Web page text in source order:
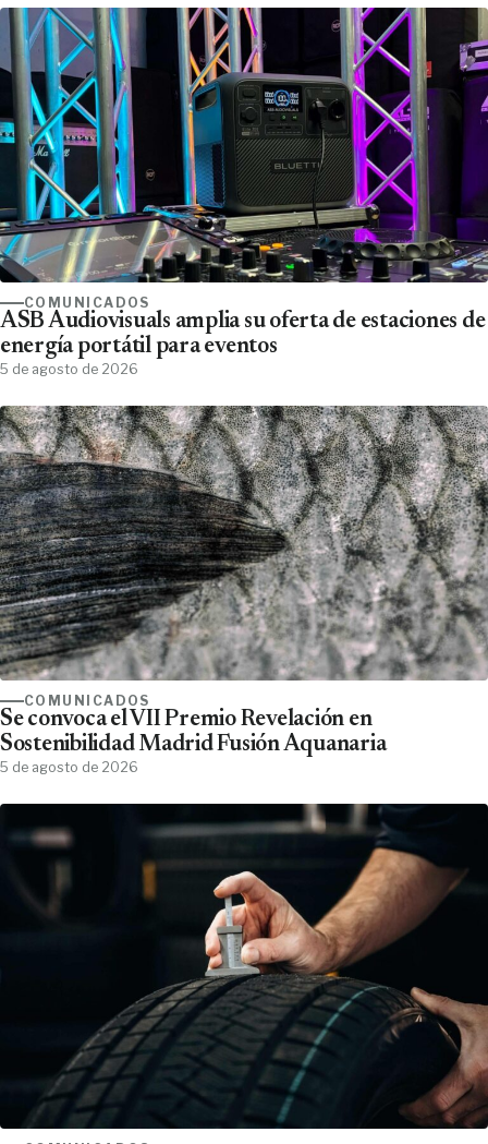
COMUNICADOS
ASB Audiovisuals amplia su oferta de estaciones de
energía portátil para eventos
5 de agosto de 2026
COMUNICADOS
Se convoca el VII Premio Revelación en
Sostenibilidad Madrid Fusión Aquanaria
5 de agosto de 2026